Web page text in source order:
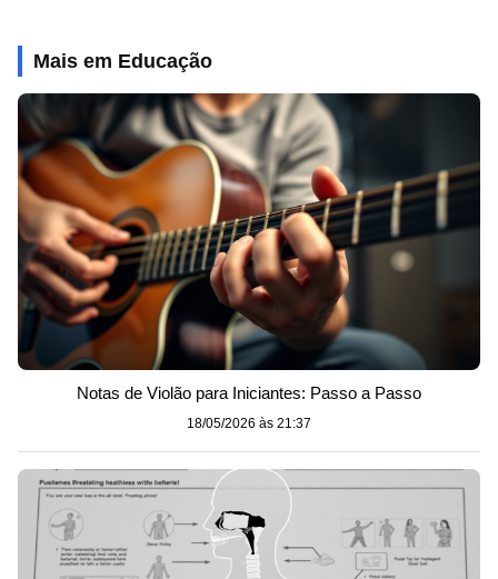
Mais em Educação
Notas de Violão para Iniciantes: Passo a Passo
18/05/2026 às 21:37